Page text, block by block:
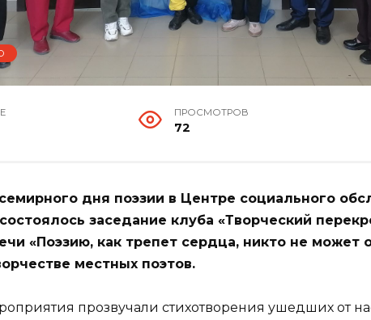
ПРОСМОТРОВ
72
дня поэзии в Центре социального
заседание клуба «Творческий
«Поэзию, как трепет сердца, никто не может
местных поэтов.
прозвучали стихотворения ушедших от